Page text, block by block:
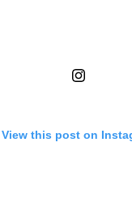
View this post on